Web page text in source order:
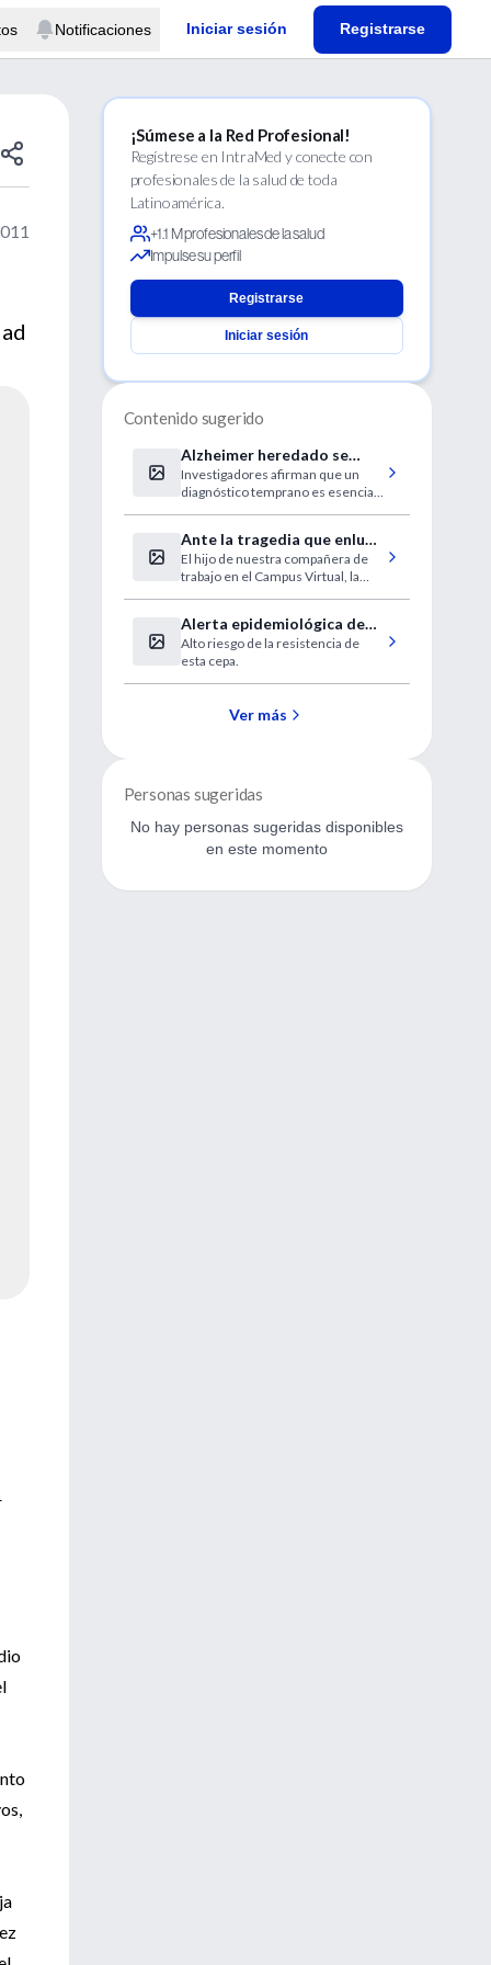
Notificaciones Iniciar sesión Registrarse
¡Súmese a la Red Profesional!
Regístrese en IntraMed y conecte con
profesionales de la salud de toda
Latinoamérica.
+1.1 M profesionales de la salud
Impulse su perfil
Registrarse
Iniciar sesión
Contenido sugerido
Alzheimer heredado se
puede detectar veinte años
antes
Investigadores afirman que un
diagnóstico temprano es esencial
pacientes.
Ante la tragedia que enluta
a la familia de la Dra. Diana
Cohen Agrest
El hijo de nuestra compañera de
trabajo en el Campus Virtual, la
Alerta epidemiológica de
OPS por gonorrea
Alto riesgo de la resistencia de
esta cepa.
Ver más
Personas sugeridas
No hay personas sugeridas disponibles
en este momento